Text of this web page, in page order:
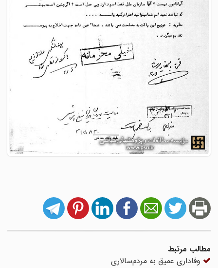
مطالب مرتبط
وفاداری عمیق به مردم‌سالاری